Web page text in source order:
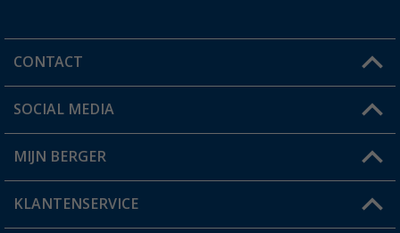
CONTACT
Een vraag?
Winkel vinden
SOCIAL MEDIA
MIJN BERGER
Mijn account
KLANTENSERVICE